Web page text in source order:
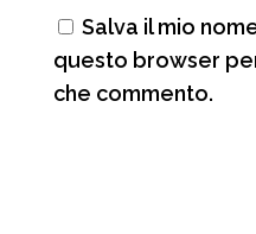
Salva il mio
questo browser
che commento.